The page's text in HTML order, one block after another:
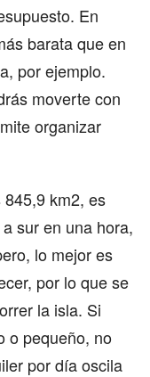
En
barata que en
por ejemplo.
moverte con
organizar
km2, es
sur en una hora,
lo mejor es
por lo que se
la isla. Si
o pequeño, no
por día oscila